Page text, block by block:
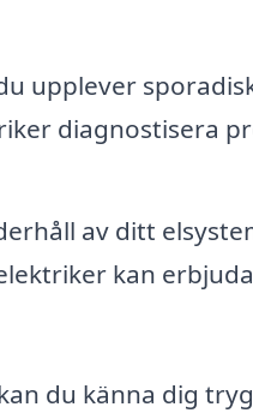
upplever
diagnostisera
av ditt
kan
du känna dig